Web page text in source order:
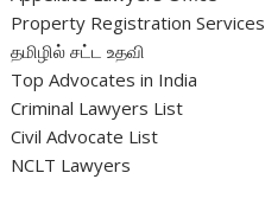
Property Registration Services
தமிழில் சட்ட உதவி
Top Advocates in India
Criminal Lawyers List
Civil Advocate List
NCLT Lawyers